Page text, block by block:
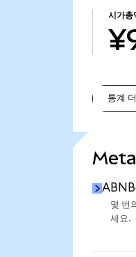
시가총
통계
몇 번
세요.